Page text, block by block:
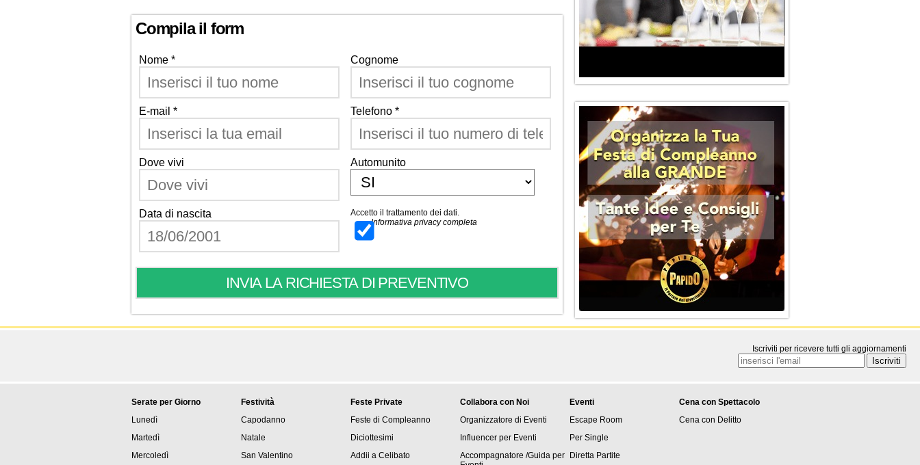
Compila il form
Nome * Cognome
E-mail * Telefono *
Dove vivi Automunito
Data di nascita
Accetto il trattamento dei dati.
Informativa privacy completa
Iscriviti per ricevere tutti gli aggiornamenti
Serate per Giorno
Lunedì
Martedì
Festività
Capodanno
Natale
Feste Private
Feste di Compleanno
Diciottesimi
Collabora con Noi
Organizzatore di Eventi
Influencer per Eventi
Eventi
Escape Room
Per Single
Cena con Spettacolo